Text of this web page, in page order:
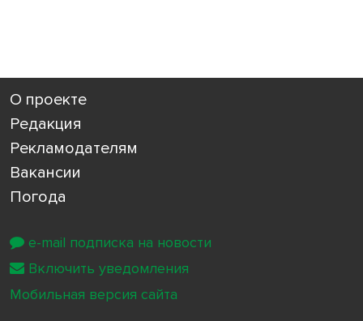
О проекте
Редакция
Рекламодателям
Вакансии
Погода
e-mail подписка на новости
Включить уведомления
Мобильная версия сайта